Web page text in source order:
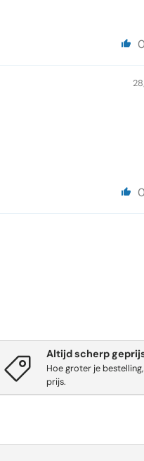
Altijd scherp
Hoe groter je
prijs.